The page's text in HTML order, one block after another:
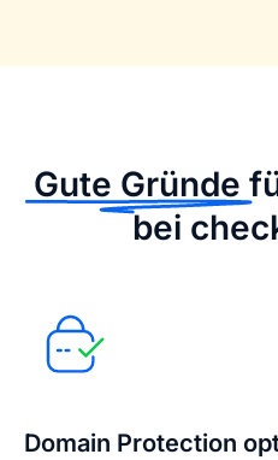
Gute Gründe
bei
Domain Protection